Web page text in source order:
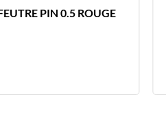
PIN 0.5 ROUGE